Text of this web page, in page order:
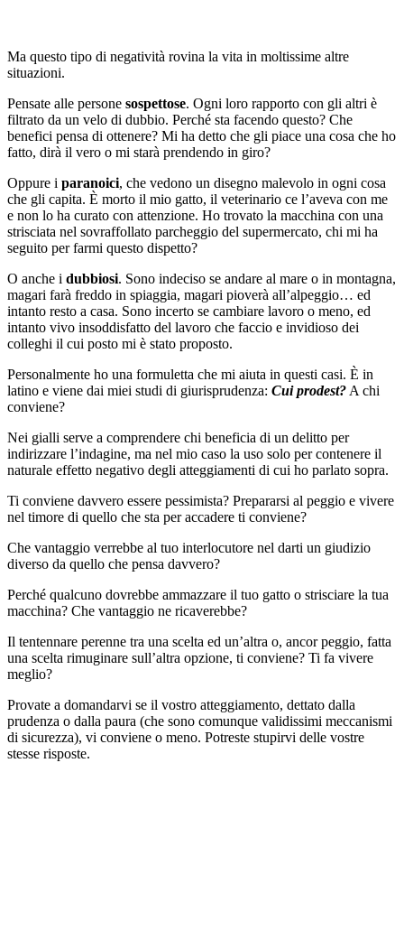
Ma questo tipo di negatività rovina la vita in moltissime altre
situazioni.
Pensate alle persone sospettose. Ogni loro rapporto con gli altri è
filtrato da un velo di dubbio. Perché sta facendo questo? Che
benefici pensa di ottenere? Mi ha detto che gli piace una cosa che ho
fatto, dirà il vero o mi starà prendendo in giro?
Oppure i paranoici, che vedono un disegno malevolo in ogni cosa
che gli capita. È morto il mio gatto, il veterinario ce l’aveva con me
e non lo ha curato con attenzione. Ho trovato la macchina con una
strisciata nel sovraffollato parcheggio del supermercato, chi mi ha
seguito per farmi questo dispetto?
O anche i dubbiosi. Sono indeciso se andare al mare o in montagna,
magari farà freddo in spiaggia, magari pioverà all’alpeggio… ed
intanto resto a casa. Sono incerto se cambiare lavoro o meno, ed
intanto vivo insoddisfatto del lavoro che faccio e invidioso dei
colleghi il cui posto mi è stato proposto.
Personalmente ho una formuletta che mi aiuta in questi casi. È in
latino e viene dai miei studi di giurisprudenza: Cui prodest? A chi
conviene?
Nei gialli serve a comprendere chi beneficia di un delitto per
indirizzare l’indagine, ma nel mio caso la uso solo per contenere il
naturale effetto negativo degli atteggiamenti di cui ho parlato sopra.
Ti conviene davvero essere pessimista? Prepararsi al peggio e vivere
nel timore di quello che sta per accadere ti conviene?
Che vantaggio verrebbe al tuo interlocutore nel darti un giudizio
diverso da quello che pensa davvero?
Perché qualcuno dovrebbe ammazzare il tuo gatto o strisciare la tua
macchina? Che vantaggio ne ricaverebbe?
Il tentennare perenne tra una scelta ed un’altra o, ancor peggio, fatta
una scelta rimuginare sull’altra opzione, ti conviene? Ti fa vivere
meglio?
Provate a domandarvi se il vostro atteggiamento, dettato dalla
prudenza o dalla paura (che sono comunque validissimi meccanismi
di sicurezza), vi conviene o meno. Potreste stupirvi delle vostre
stesse risposte.